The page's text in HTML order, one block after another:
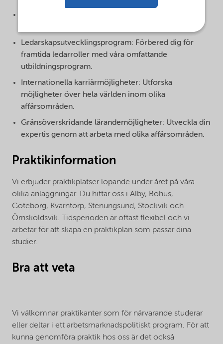
Ledarskapsutvecklingsprogram: Förbered dig för
framtida ledarroller med våra omfattande
utbildningsprogram.
Internationella karriärmöjligheter: Utforska
möjligheter över hela världen inom olika
affärsområden.
Gränsöverskridande lärandemöjligheter: Utveckla din
expertis genom att arbeta med olika affärsområden.
Praktikinformation
Vi erbjuder praktikplatser löpande under året på våra
olika anläggningar. Du hittar oss i Alby, Bohus,
Göteborg, Kvarntorp, Stenungsund, Stockvik och
Örnsköldsvik. Tidsperioden är oftast flexibel och vi
arbetar för att skapa en praktikplan som passar dina
studier.
Bra att veta
Vi välkomnar praktikanter som för närvarande studerar
eller deltar i ett arbetsmarknadspolitiskt program. För att
kunna genomföra praktik hos oss är det också